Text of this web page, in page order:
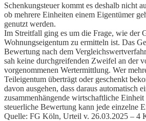
Schenkungsteuer kommt es deshalb nicht
ob mehrere Einheiten einem Eigentümer
genutzt werden.
Im Streitfall ging es um die Frage, wie der
Wohnungseigentum zu ermitteln ist. Das
Bewertung nach dem
sah keine durchgreifenden Zweifel an der
vorgenommenen Wertermittlung. Wer
Teileigentum überträgt oder geschenkt
davon ausgehen, dass daraus automatisch
zusammenhängende wirtschaftliche Einheit
steuerliche Bewertung kann jede einzelne
Quelle: FG Köln, Urteil v. 26.03.2025 – 4